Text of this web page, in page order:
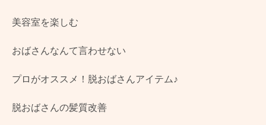
美容室を楽しむ
おばさんなんて言わせない
プロがオススメ！脱おばさんアイテム♪
脱おばさんの髪質改善